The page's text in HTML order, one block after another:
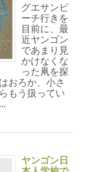
グエサンビ
ーチ行きを
目前に、最
近ヤンゴン
であまり見
かけなくな
った凧を探
おろか、小さ
もう扱ってい
ヤンゴン日